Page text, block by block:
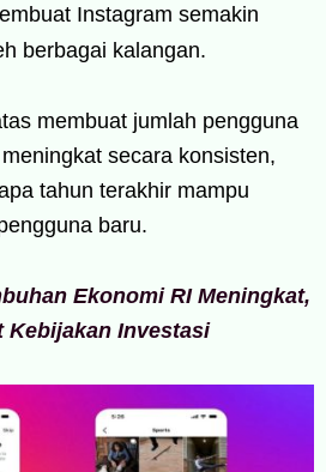
Instagram semakin
berbagai kalangan.
membuat jumlah pengguna
secara konsisten,
tahun terakhir mampu
baru.
Ekonomi RI Meningkat,
Kebijakan Investasi